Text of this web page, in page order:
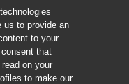
wie z.B.
Rabatte bei
us to provide an
to your
that
on your
to make our